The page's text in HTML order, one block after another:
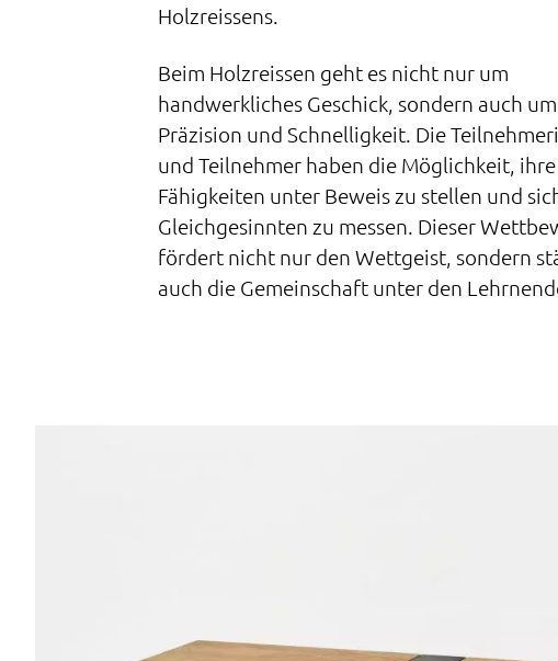
Holzreissens.
Beim Holzreissen geht es nicht nur um
handwerkliches Geschick, sondern auch um
Präzision und Schnelligkeit. Die
und Teilnehmer haben die Möglichkeit, ihre
Fähigkeiten unter Beweis zu stellen und
Gleichgesinnten zu messen. Dieser
fördert nicht nur den Wettgeist, sondern
auch die Gemeinschaft unter den